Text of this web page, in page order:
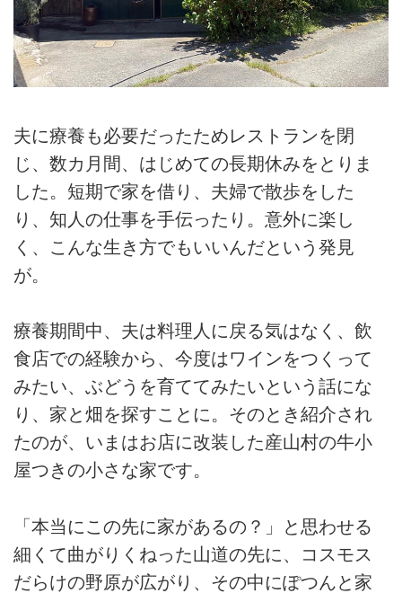
夫に療養も必要だったためレストランを閉
じ、数カ月間、はじめての長期休みをとりま
した。短期で家を借り、夫婦で散歩をした
り、知人の仕事を手伝ったり。意外に楽し
く、こんな生き方でもいいんだという発見
が。
療養期間中、夫は料理人に戻る気はなく、飲
食店での経験から、今度はワインをつくって
みたい、ぶどうを育ててみたいという話にな
り、家と畑を探すことに。そのとき紹介され
たのが、いまはお店に改装した産山村の牛小
屋つきの小さな家です。
「本当にこの先に家があるの？」と思わせる
細くて曲がりくねった山道の先に、コスモス
だらけの野原が広がり、その中にぽつんと家